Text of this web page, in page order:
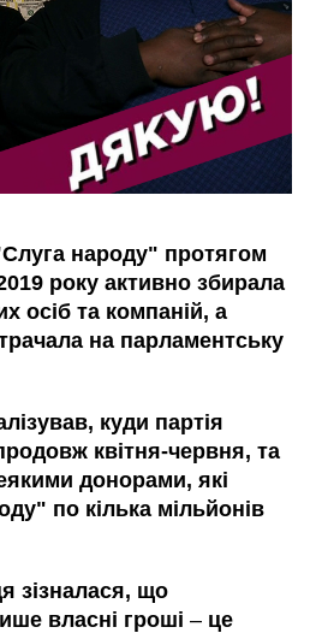
народу" протягом
року активно збирала
осіб та компаній, а
на парламентську
куди партія
квітня-червня, та
донорами, які
по кілька мільйонів
зізналася, що
власні гроші– це